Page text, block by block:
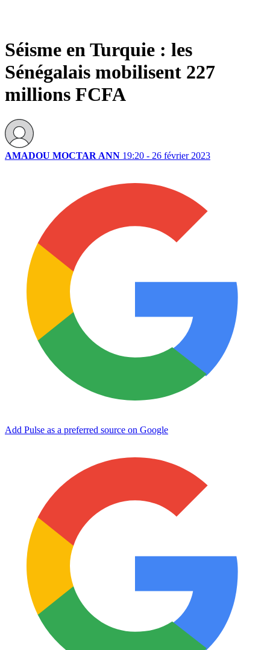
Séisme en Turquie : les
Sénégalais mobilisent 227
millions FCFA
AMADOU MOCTAR ANN 19:20 - 26 février 2023
Add Pulse as a preferred source on Google